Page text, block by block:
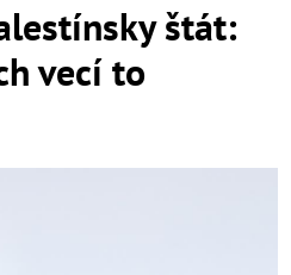
štát:
vecí to